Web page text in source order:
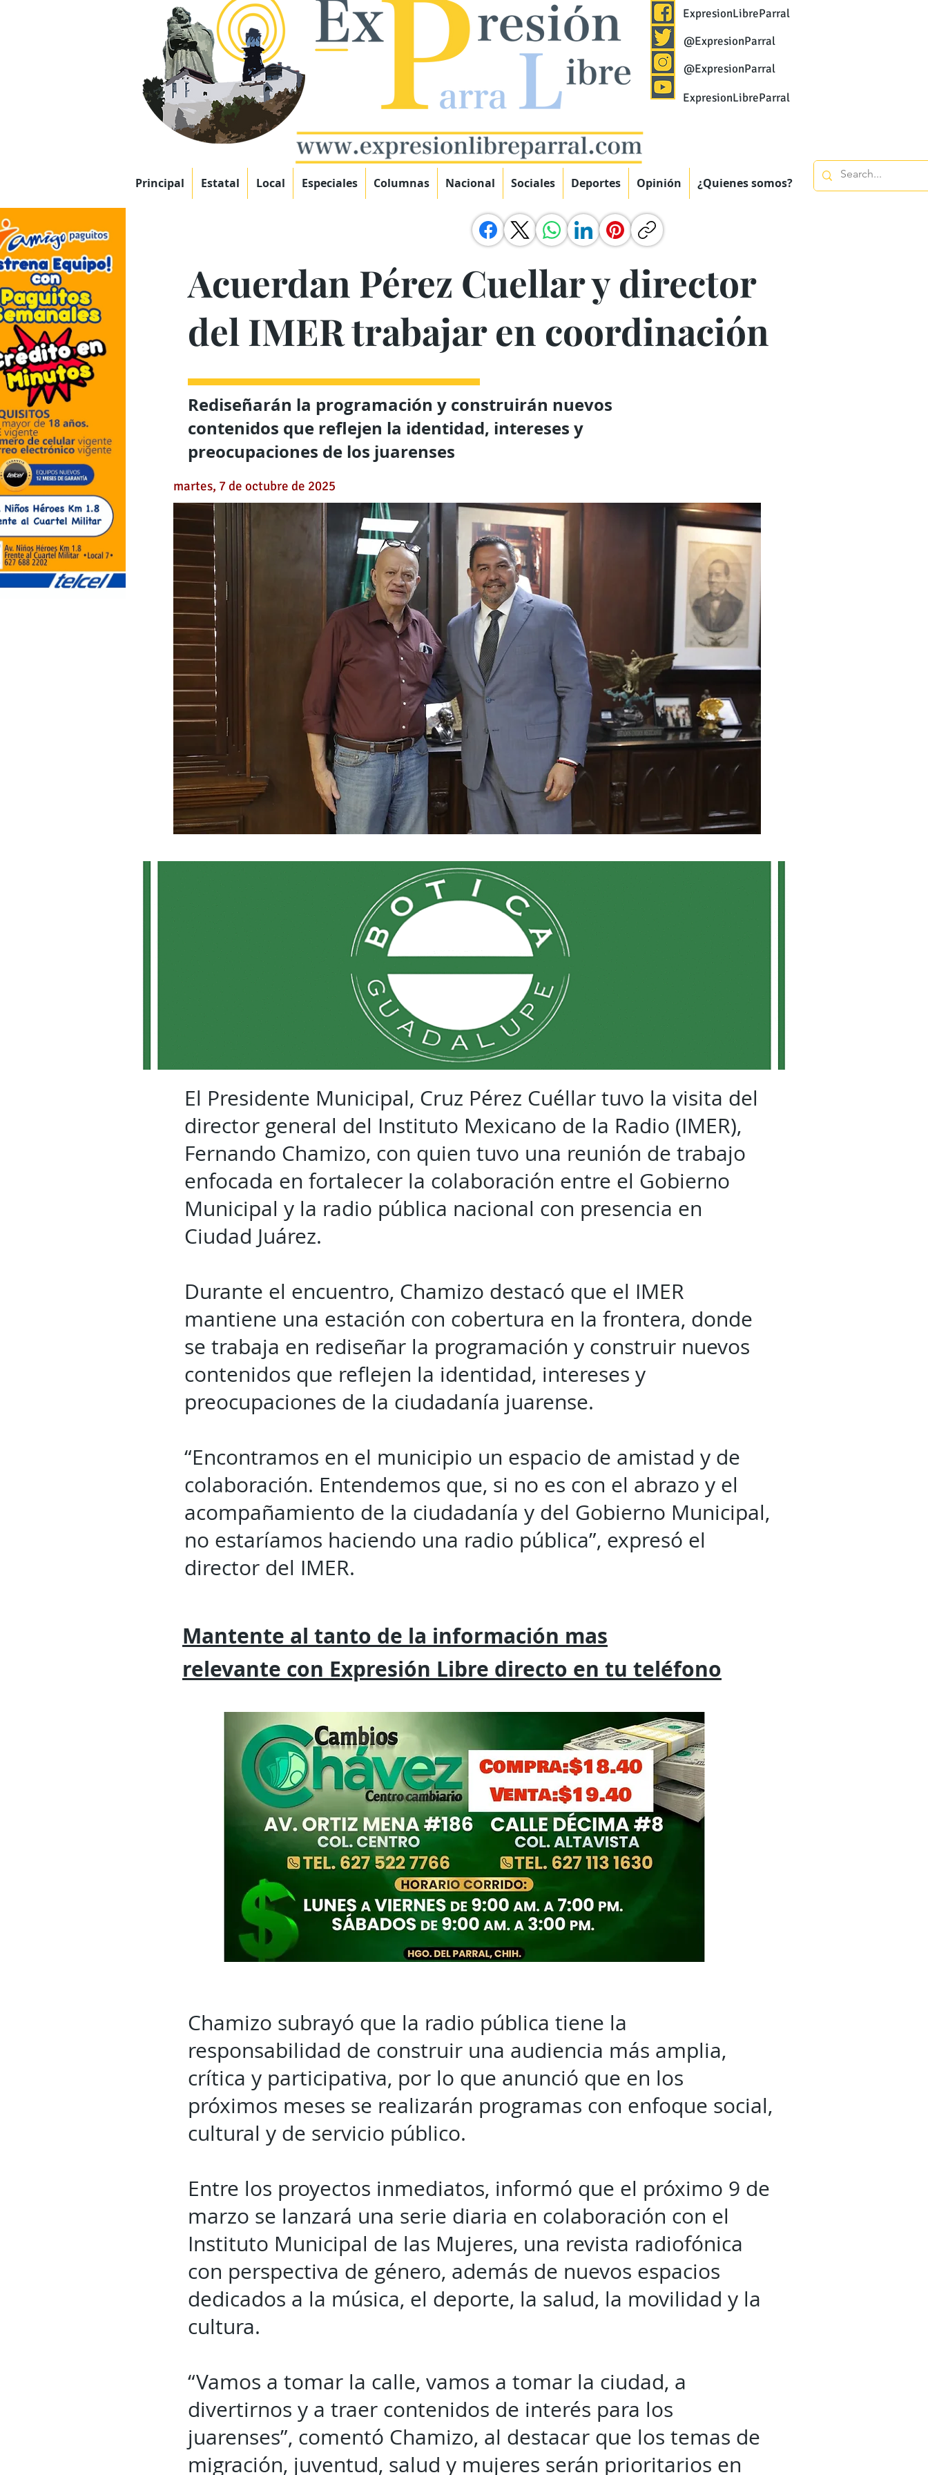
ExpresionLibreParral
@ExpresionParral
@ExpresionParral
ExpresionLibreParral
Principal Estatal Local Especiales Columnas Nacional Sociales Deportes Opinión ¿Quienes somos?
Acuerdan Pérez Cuellar y director
del IMER trabajar en coordinación
Rediseñarán la programación y construirán nuevos
contenidos que reflejen la identidad, intereses y
preocupaciones de los juarenses
martes, 7 de octubre de 2025
El Presidente Municipal, Cruz Pérez Cuéllar tuvo la visita del
director general del Instituto Mexicano de la Radio (IMER),
Fernando Chamizo, con quien tuvo una reunión de trabajo
enfocada en fortalecer la colaboración entre el Gobierno
Municipal y la radio pública nacional con presencia en
Ciudad Juárez.
Durante el encuentro, Chamizo destacó que el IMER
mantiene una estación con cobertura en la frontera, donde
se trabaja en rediseñar la programación y construir nuevos
contenidos que reflejen la identidad, intereses y
preocupaciones de la ciudadanía juarense.
“Encontramos en el municipio un espacio de amistad y de
colaboración. Entendemos que, si no es con el abrazo y el
acompañamiento de la ciudadanía y del Gobierno Municipal,
no estaríamos haciendo una radio pública”, expresó el
director del IMER.
Mantente al tanto de la información mas
relevante con Expresión Libre directo en tu teléfono
Chamizo subrayó que la radio pública tiene la
responsabilidad de construir una audiencia más amplia,
crítica y participativa, por lo que anunció que en los
próximos meses se realizarán programas con enfoque social,
cultural y de servicio público.
Entre los proyectos inmediatos, informó que el próximo 9 de
marzo se lanzará una serie diaria en colaboración con el
Instituto Municipal de las Mujeres, una revista radiofónica
con perspectiva de género, además de nuevos espacios
dedicados a la música, el deporte, la salud, la movilidad y la
cultura.
“Vamos a tomar la calle, vamos a tomar la ciudad, a
divertirnos y a traer contenidos de interés para los
juarenses”, comentó Chamizo, al destacar que los temas de
migración, juventud, salud y mujeres serán prioritarios en